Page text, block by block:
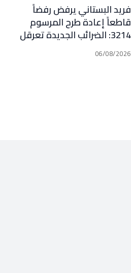
فريد البستاني يرفض رفضاً
قاطعاً إعادة طرح المرسوم
3214: الضرائب الجديدة تعرقل
التعافي الاقتصادي وتناقض
مبدأ الشراكة
06/08/2026